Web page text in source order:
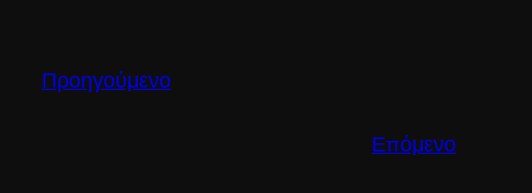
Προηγούμενο
Επόμενο